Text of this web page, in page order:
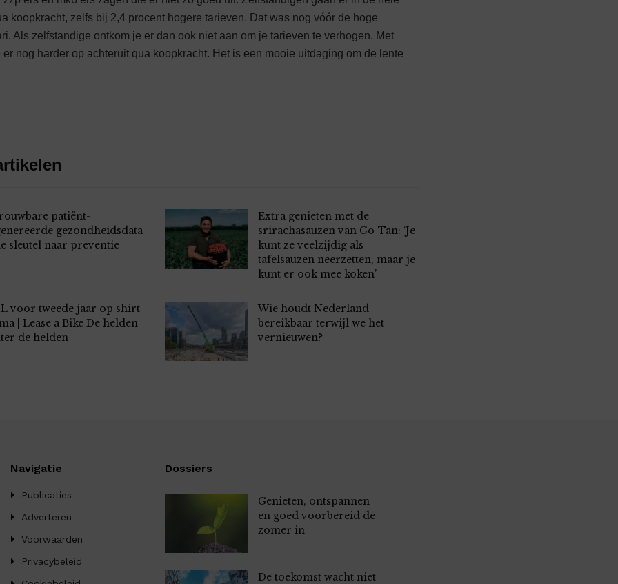
koopkracht, zelfs bij 2,4 procent hogere tarieven. Dat was nog vóór de hoge
Als zelfstandige ontkom je er dan ook niet aan om je tarieven te verhogen. Met
nog harder op achteruit qua koopkracht. Het is een mooie uitdaging om de lente
patiënt-
gezondheidsdata
sleutel naar preventie
Extra genieten met de
srirachasauzen van Go-Tan: ‘Je
kunt ze veelzijdig als
tafelsauzen neerzetten, maar je
kunt er ook mee koken’
voor tweede jaar op shirt
| Lease a Bike De helden
de helden
Wie houdt Nederland
bereikbaar terwijl we het
vernieuwen?
Navigatie
Publicaties
Adverteren
Voorwaarden
Privacybeleid
Dossiers
Genieten, ontspannen
en goed voorbereid de
zomer in
De toekomst wacht niet